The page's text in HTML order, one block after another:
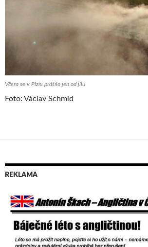
Včera se v Plzni prášilo jen od jílu
Foto: Václav Schmid
REKLAMA